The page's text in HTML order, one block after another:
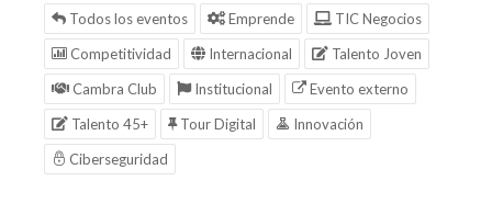
Todos los eventos Emprende
TIC Negocios
Competitividad
Internacional
Talento Joven
Cambra Club
Institucional
Evento externo
Talento 45+
Tour Digital
Innovación
Ciberseguridad